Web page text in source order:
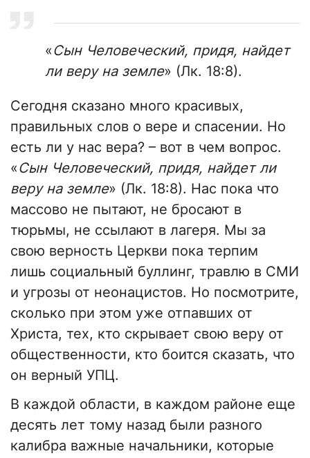
«Сын Человеческий, придя, найдет
ли веру на земле» (Лк. 18:8).
Сегодня сказано много красивых,
правильных слов о вере и спасении. Но
есть ли у нас вера? – вот в чем вопрос.
«Сын Человеческий, придя, найдет ли
веру на земле» (Лк. 18:8). Нас пока что
массово не пытают, не бросают в
тюрьмы, не ссылают в лагеря. Мы за
свою верность Церкви пока терпим
лишь социальный буллинг, травлю в СМИ
и угрозы от неонацистов. Но посмотрите,
сколько при этом уже отпавших от
Христа, тех, кто скрывает свою веру от
общественности, кто боится сказать, что
он верный УПЦ.
В каждой области, в каждом районе еще
десять лет тому назад были разного
калибра важные начальники, которые